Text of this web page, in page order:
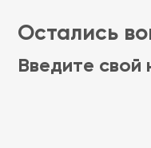
Остались
Введите свой